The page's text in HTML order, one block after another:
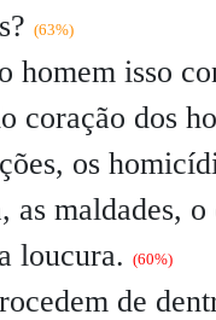
(63%)
homem isso
coração dos
os
as maldades,
loucura. (60%)
de